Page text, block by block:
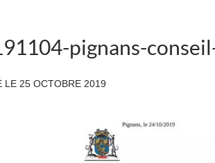
pignans-
LE 25 OCTOBRE 2019